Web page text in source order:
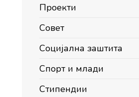
Проекти
Совет
Социјална заштита
Спорт и млади
Стипендии